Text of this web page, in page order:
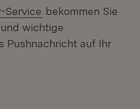
Service bekommen Sie
wichtige
Pushnachricht auf Ihr